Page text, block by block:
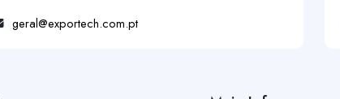
geral@exportech.com.pt